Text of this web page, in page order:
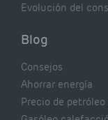
Evolución del
Blog
Consejos
Ahorrar energía
Precio de petróleo